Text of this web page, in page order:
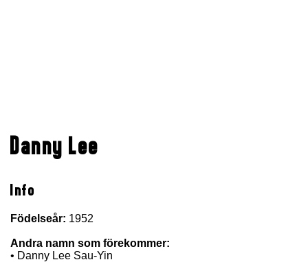
Danny Lee
Info
Födelseår: 1952
Andra namn som förekommer:
• Danny Lee Sau-Yin